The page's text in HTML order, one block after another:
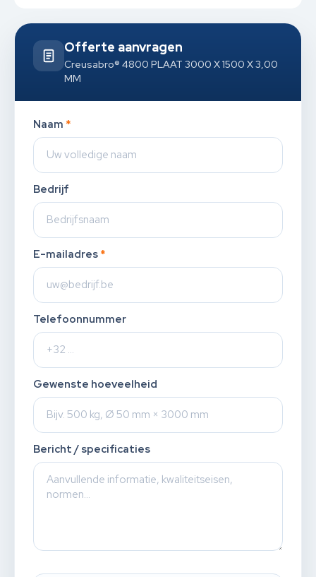
Offerte aanvragen
Creusabro® 4800 PLAAT 3000 X 1500 X 3,00
MM
Naam *
Bedrijf
E-mailadres *
Telefoonnummer
Gewenste hoeveelheid
Bericht / specificaties